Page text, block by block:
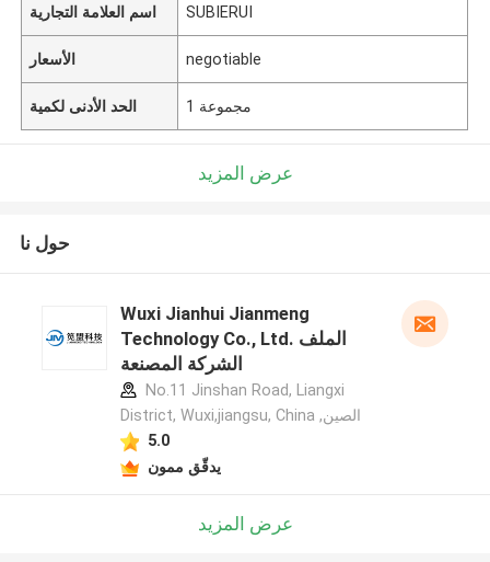
اسم العلامة التجارية SUBIERUI
الأسعار negotiable
الحد الأدنى لكمية 1 مجموعة
عرض المزيد
حول نا
Wuxi Jianhui Jianmeng
Technology Co., Ltd. الملف
الشركة المصنعة
No.11 Jinshan Road, Liangxi
District, Wuxi,jiangsu, China ,الصين
5.0
يدقّق ممون
عرض المزيد